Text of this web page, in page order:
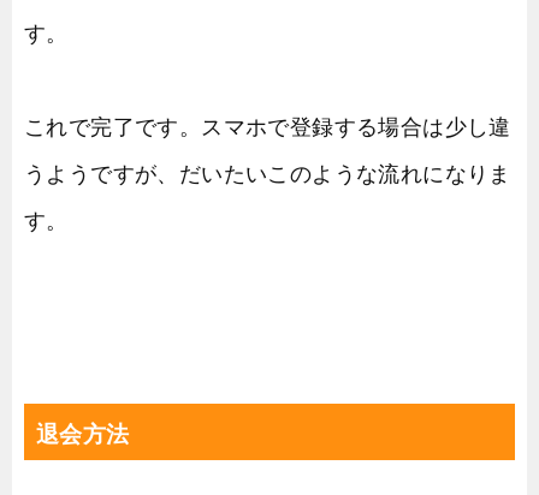
す。
これで完了です。スマホで登録する場合は少し違
うようですが、だいたいこのような流れになりま
す。
退会方法